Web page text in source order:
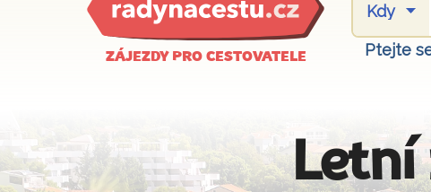
ZÁJEZDY PRO CESTOVATELE Ptejte
Letní